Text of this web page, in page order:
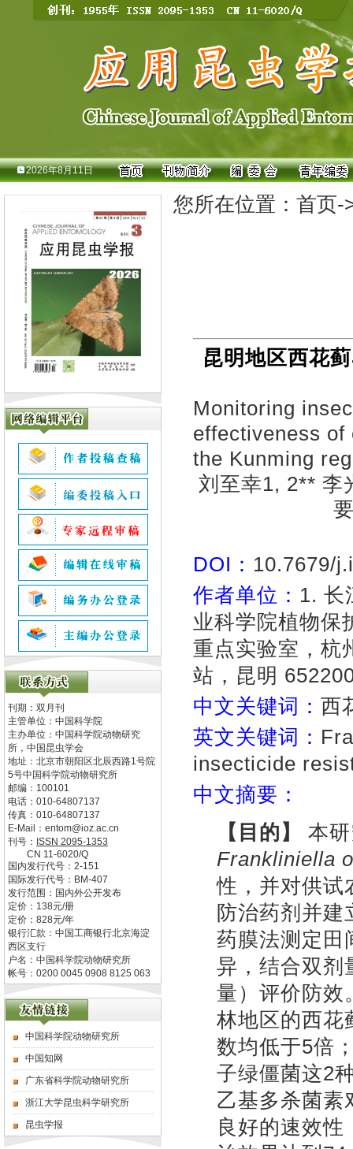
2026年8月11日
刊期：双月刊
主管单位： 中国科学院
主办单位： 中国科学院动物研究
所，中国昆虫学会
地址： 北京市朝阳区北辰西路1号院
5号中国科学院动物研究所
邮编： 100101
电话： 010-64807137
传真： 010-64807137
E-Mail： entom@ioz.ac.cn
刊号： ISSN 2095-1353
CN 11-6020/Q
国内发行代号： 2-151
国际发行代号： BM-407
发行范围：国内外公开发布
定价： 138元/册
定价： 828元/年
银行汇款：中国工商银行北京海淀
西区支行
户名：中国科学院动物研究所
帐号：0200 0045 0908 8125 063
中国科学院动物研究所
中国知网
广东省科学院动物研究所
浙江大学昆虫科学研究所
昆虫学报
您所在位置： 首页-
昆明地区西花
Monitoring
effectiveness
the Kunming
刘至幸1, 2** 李
DOI： 10.7679/
作者单位： 1. 长
业科学院植物保
重点实验室，杭
站，昆明
中文关键词： 西
英文关键词：
insecticide
中文摘要：
【目的】本
Frankliniella
性，并对供试
防治药剂并建
药膜法测定田
异，结合双剂
量）评价防效
林地区的西花
数均低于5倍
子绿僵菌这2
乙基多杀菌素
良好的速效